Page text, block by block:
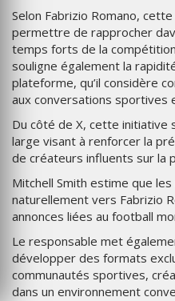
Selon Fabrizio Romano,
permettre de rapprocher
temps forts de la
souligne également la
plateforme, qu’il considère
aux conversations sportives
Du côté de X, cette initiative
large visant à renforcer la
de créateurs influents sur la
Mitchell Smith estime que
naturellement vers Fabrizio
annonces liées au football
Le responsable met
développer des formats
communautés sportives,
dans un environnement